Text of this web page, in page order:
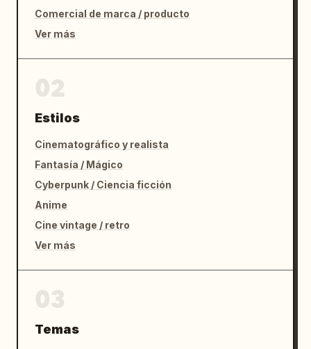
Comercial de marca / producto
Ver más
Estilos
Cinematográfico y realista
Fantasía / Mágico
Cyberpunk / Ciencia ficción
Anime
Cine vintage / retro
Ver más
Temas